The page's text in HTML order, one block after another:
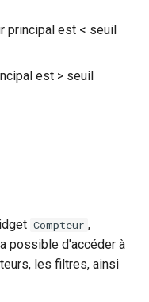
principal est < seuil
est > seuil
Compteur ,
possible d'accéder à
les filtres, ainsi